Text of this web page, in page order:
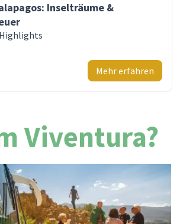
Inselträume &
Mehr erfahren
Viventura?
25 Jahren nichts anderes tun,
Träume wahr zu machen. Unsere
direkt von uns organisiert – ohne